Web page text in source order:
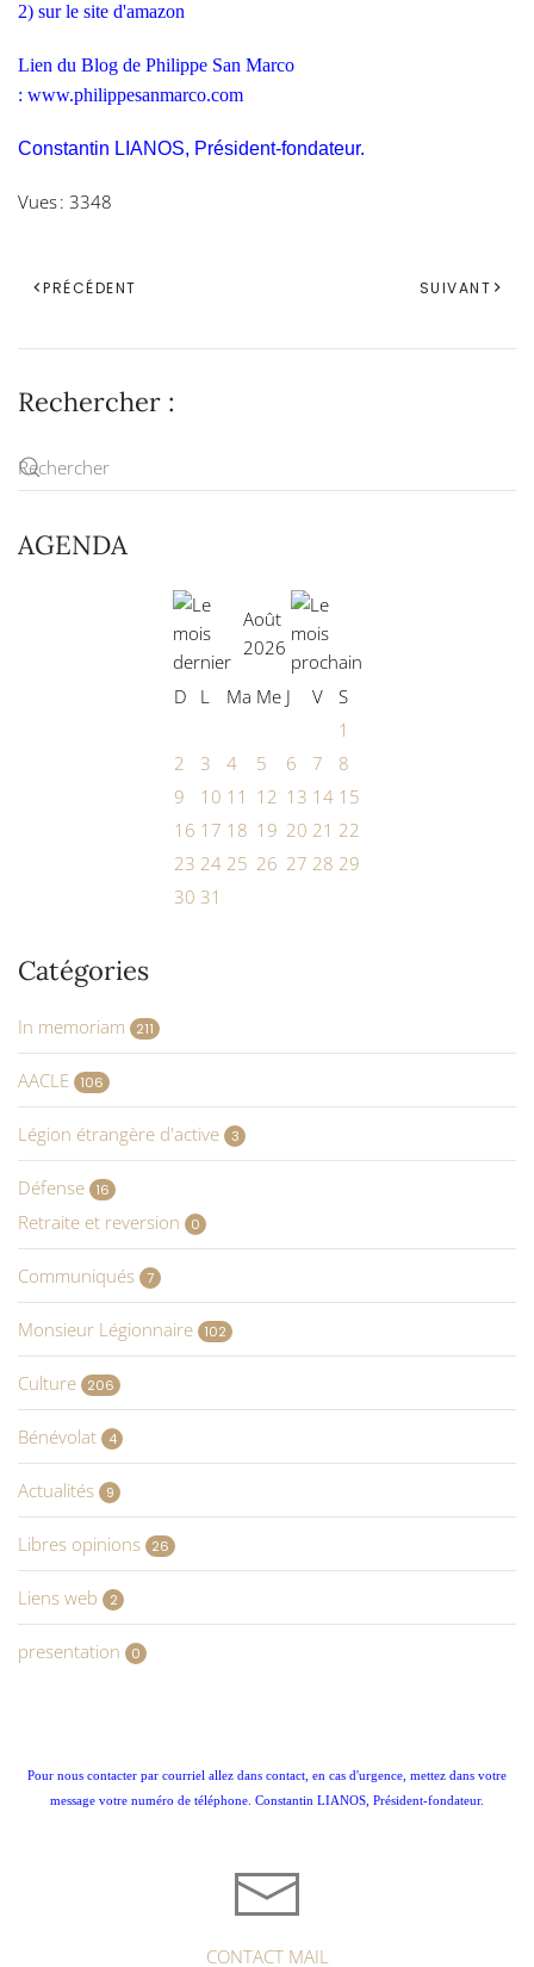
2) sur le site d'amazon
Lien du Blog de Philippe San Marco
: www.philippesanmarco.com
Constantin LIANOS, Président-fondateur.
Vues : 3348
PRÉCÉDENT SUIVANT
Rechercher :
AGENDA
Août
2026
D L Ma Me J V
S
1
2
3 4 5 6 7
8
9
10 11 12 13 14 15
16 17 18 19 20 21 22
23 24 25 26 27 28 29
30 31
Catégories
In memoriam 211
AACLE 106
Légion étrangère d'active 3
Défense 16
Retraite et reversion 0
Communiqués 7
Monsieur Légionnaire 102
Culture 206
Bénévolat 4
Actualités 9
Libres opinions 26
Liens web 2
presentation 0
Pour nous contacter par courriel allez dans contact, en cas d'urgence, mettez dans votre
message votre numéro de téléphone. Constantin LIANOS, Président-fondateur.
CONTACT MAIL